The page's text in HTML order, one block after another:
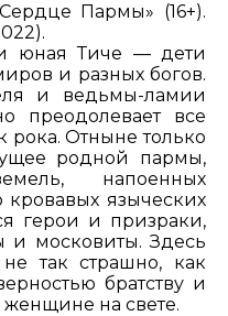
Пармы» (16+).
юная Тиче — дети
и разных богов.
и ведьмы-ламии
преодолевает все
рока. Отныне только
родной пармы,
напоенных
языческих
герои и призраки,
и московиты. Здесь
так страшно, как
братству и
на свете.